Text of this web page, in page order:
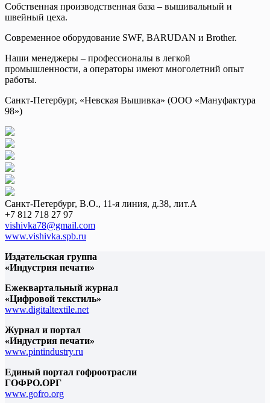
Собственная производственная база – вышивальный и
швейный цеха.
Современное оборудование SWF, BARUDAN и Brother.
Наши менеджеры – профессионалы в легкой
промышленности, а операторы имеют многолетний опыт
работы.
Санкт-Петербург, «Невская Вышивка» (ООО «Мануфактура
98»)
Санкт-Петербург, В.О., 11-я линия, д.38, лит.А
+7 812 718 27 97
vishivka78@gmail.com
www.vishivka.spb.ru
Издательская группа
«Индустрия печати»
Ежеквартальный журнал
«Цифровой текстиль»
www.digitaltextile.net
Журнал и портал
«Индустрия печати»
www.pintindustry.ru
Единый портал гофроотрасли
ГОФРО.ОРГ
www.gofro.org